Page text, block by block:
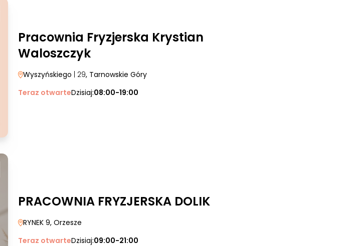
Pracownia Fryzjerska Krystian
Waloszczyk
Wyszyńskiego | 29, Tarnowskie Góry
Teraz otwarteDzisiaj:08:00-19:00
PRACOWNIA FRYZJERSKA DOLIK
RYNEK 9, Orzesze
Teraz otwarteDzisiaj:09:00-21:00